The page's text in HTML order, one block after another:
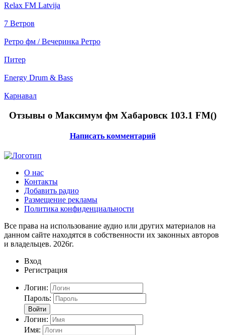
Relax FM Latvija
7 Ветров
Ретро фм / Вечеринка Ретро
Питер
Energy Drum & Bass
Карнавал
Отзывы о Максимум фм Хабаровск 103.1 FM()
Написать комментарий
О нас
Контакты
Добавить радио
Размещение рекламы
Политика конфиденциальности
Все права на использование аудио или других материалов на
данном сайте находятся в собственности их законных авторов
и владельцев. 2026г.
Вход
Регистрация
Логин:
Пароль:
Войти
Логин:
Имя: